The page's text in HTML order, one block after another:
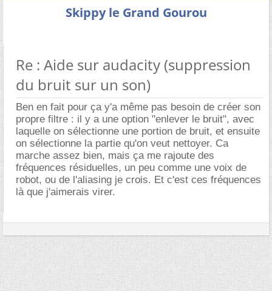
Skippy le Grand Gourou
Re : Aide sur audacity (suppression
du bruit sur un son)
Ben en fait pour ça y'a même pas besoin de créer son
propre filtre : il y a une option "enlever le bruit", avec
laquelle on sélectionne une portion de bruit, et ensuite
on sélectionne la partie qu'on veut nettoyer. Ca
marche assez bien, mais ça me rajoute des
fréquences résiduelles, un peu comme une voix de
robot, ou de l'aliasing je crois. Et c'est ces fréquences
là que j'aimerais virer.